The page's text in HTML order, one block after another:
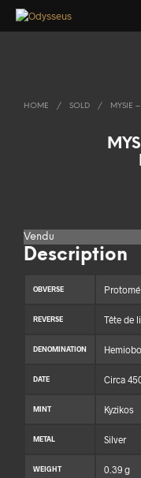
HOME / SOLD / MYSIE
Vendu
Description
OBVERSE
REVERSE Tête de
DENOMINATION
DATE Circa
MINT Kyzikos
METAL Silver
WEIGHT 0.39 g